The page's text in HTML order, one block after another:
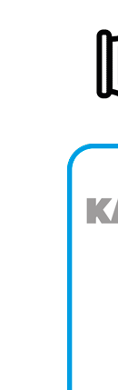
Lortu zure
buruzko
datuen
Webgune
fitxategiak
zerbitzuak
baliatzen
erabiltzeko